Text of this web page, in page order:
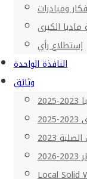
ومبادرات
الكبرى
إستطلاع رأي
النافذة الواحدة
وثائق
2023
Local Solid